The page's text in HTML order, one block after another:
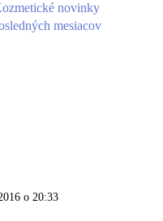
novinky
mesiacov
o 20:33